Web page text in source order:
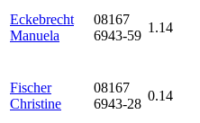
Eckebrecht
Manuela
08167
6943-59
1.14
Fischer
Christine
08167
6943-28
0.14